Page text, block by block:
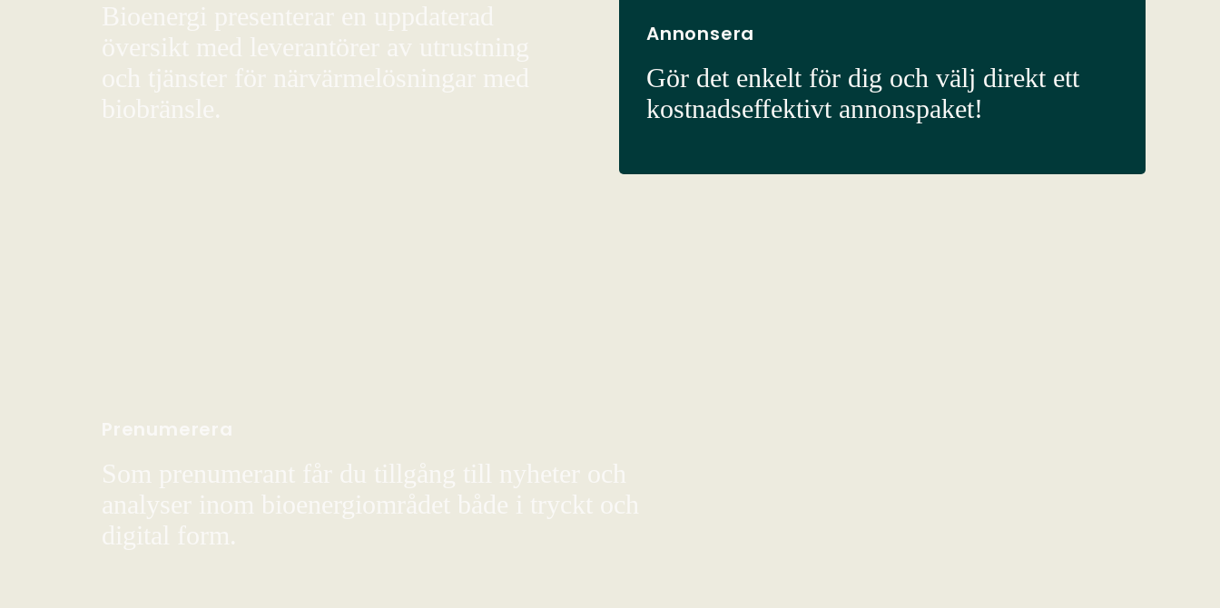
Bioenergi presenterar en uppdaterad
översikt med leverantörer av utrustning
och tjänster för närvärmelösningar med
biobränsle.
Annonsera
Gör det enkelt för dig och välj direkt ett
kostnadseffektivt annonspaket!
Prenumerera
Som prenumerant får du tillgång till nyheter och
analyser inom bioenergiområdet både i tryckt och
digital form.